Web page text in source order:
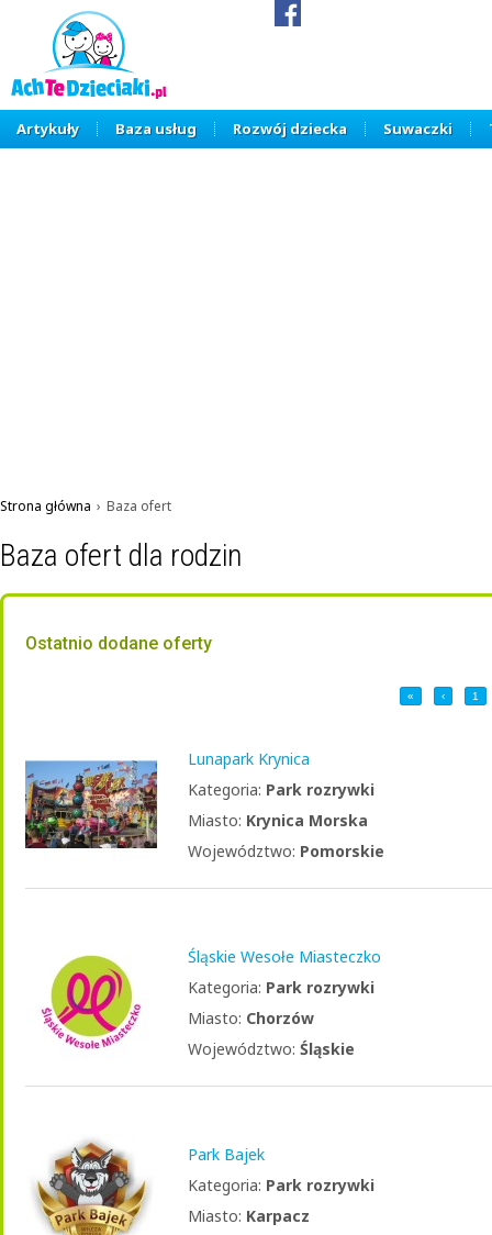
Artykuły Baza usług Rozwój dziecka Suwaczki
Strona główna › Baza ofert
Baza ofert dla rodzin
Ostatnio dodane oferty
« ‹ 1
Lunapark Krynica
Kategoria: Park rozrywki
Miasto: Krynica Morska
Województwo: Pomorskie
Śląskie Wesołe Miasteczko
Kategoria: Park rozrywki
Miasto: Chorzów
Województwo: Śląskie
Park Bajek
Kategoria: Park rozrywki
Miasto: Karpacz